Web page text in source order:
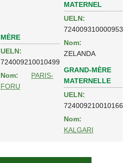
MÈRE
UELN:
724009210010499
Nom:
PARIS-
FORU
MATERNEL
UELN:
724009310000953
Nom:
ZELANDA
GRAND-MÈRE
MATERNELLE
UELN:
724009210010166
Nom:
KALGARI